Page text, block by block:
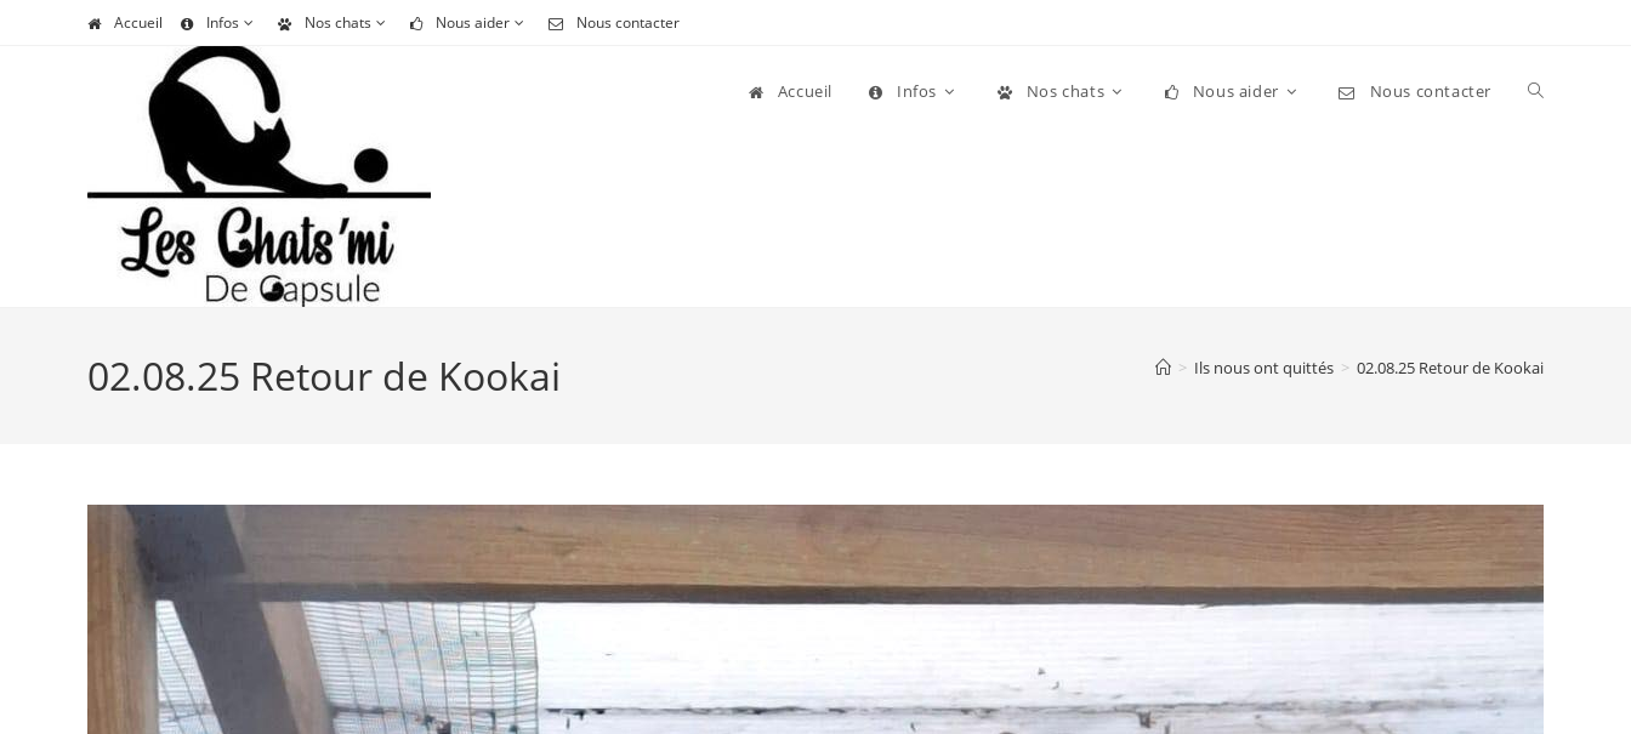
Accueil Infos Nos chats Nous aider Nous contacter
Accueil Infos Nos chats Nous aider Nous contacter Toggle
02.08.25 Retour de Kookai > Ils nous ont quittés > 02.08.25 Retour de Kookai